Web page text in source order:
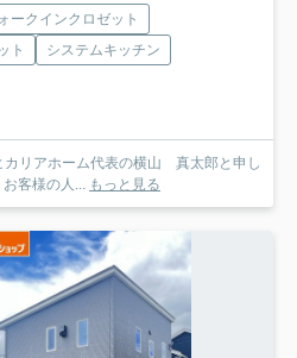
ークインクロゼット
ト
システムキッチン
カリアホーム代表の横山 真太郎と申し
お客様の人...
もっと見る